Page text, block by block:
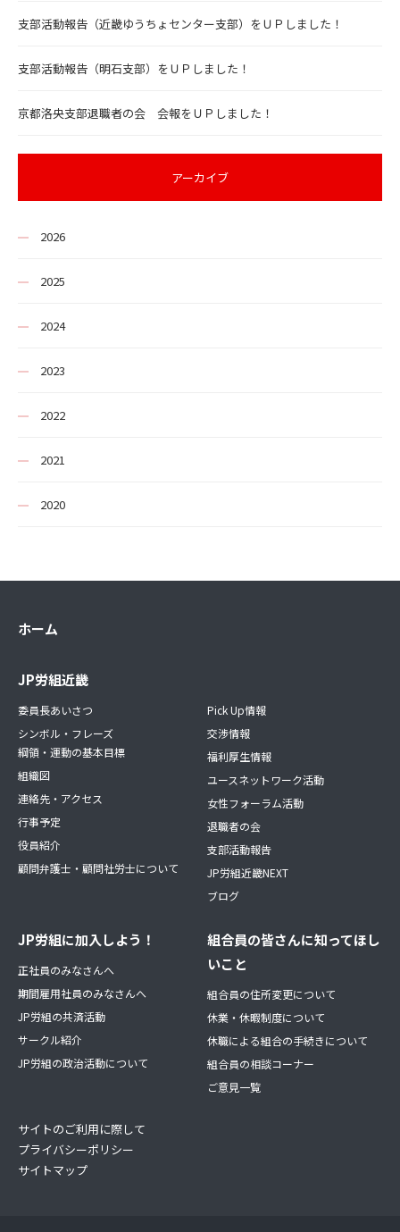
支部活動報告（近畿ゆうちょセンター支部）をＵＰしました！
支部活動報告（明石支部）をＵＰしました！
京都洛央支部退職者の会 会報をＵＰしました！
アーカイブ
2026
2025
2024
2023
2022
2021
2020
ホーム
JP労組近畿
委員長あいさつ
シンボル・フレーズ
綱領・運動の基本目標
組織図
連絡先・アクセス
行事予定
役員紹介
顧問弁護士・顧問社労士について
Pick Up情報
交渉情報
福利厚生情報
ユースネットワーク活動
女性フォーラム活動
退職者の会
支部活動報告
JP労組近畿NEXT
ブログ
JP労組に加入しよう！
正社員のみなさんへ
期間雇用社員のみなさんへ
JP労組の共済活動
サークル紹介
JP労組の政治活動について
組合員の皆さんに知ってほし
いこと
組合員の住所変更について
休業・休暇制度について
休職による組合の手続きについて
組合員の相談コーナー
ご意見一覧
サイトのご利用に際して
プライバシーポリシー
サイトマップ